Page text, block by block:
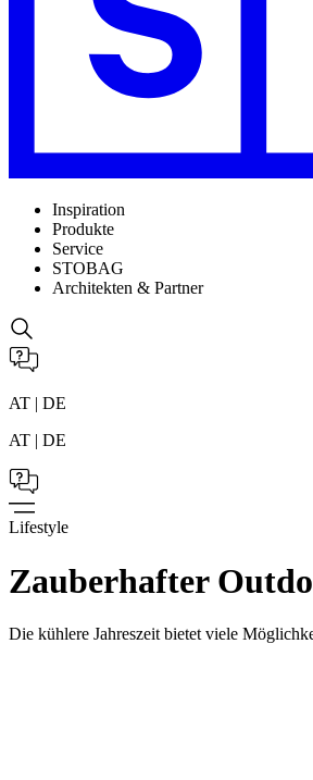
Inspiration
Produkte
Service
STOBAG
Architekten & Partner
AT | DE
AT | DE
Lifestyle
Zauberhafter
Die kühlere Jahreszeit bietet viele